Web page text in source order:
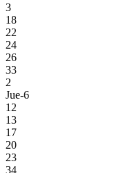
3
18
22
24
26
33
2
Jue-6
12
13
17
20
23
34